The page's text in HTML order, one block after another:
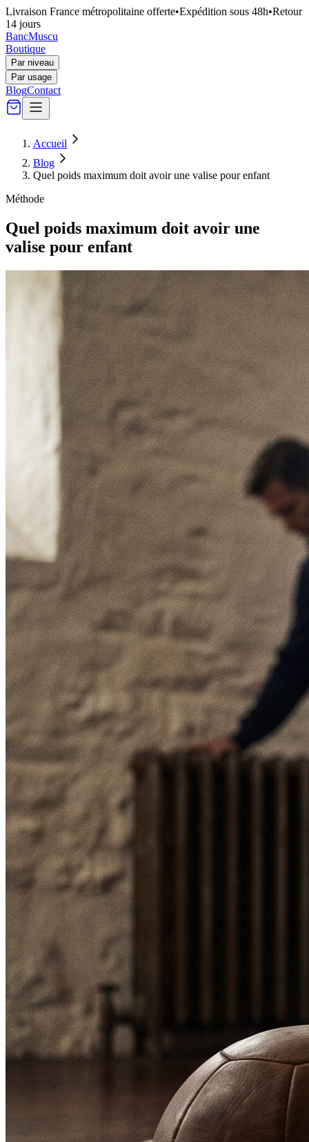
Livraison France métropolitaine offerte•Expédition sous 48h•Retour
14 jours
BancMuscu
Boutique
Par niveau
Par usage
BlogContact
Accueil
Blog
Quel poids maximum doit avoir une valise pour enfant
Méthode
Quel poids maximum doit avoir une
valise pour enfant